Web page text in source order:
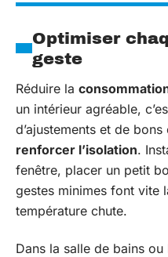
Optimiser
geste
Réduire la
un intérieur agréable,
d’ajustements et de
renforcer l’isolation.
fenêtre, placer un petit
gestes minimes font vite
température chute.
Dans la salle de bains